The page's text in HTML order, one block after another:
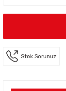
Stok Sorunuz